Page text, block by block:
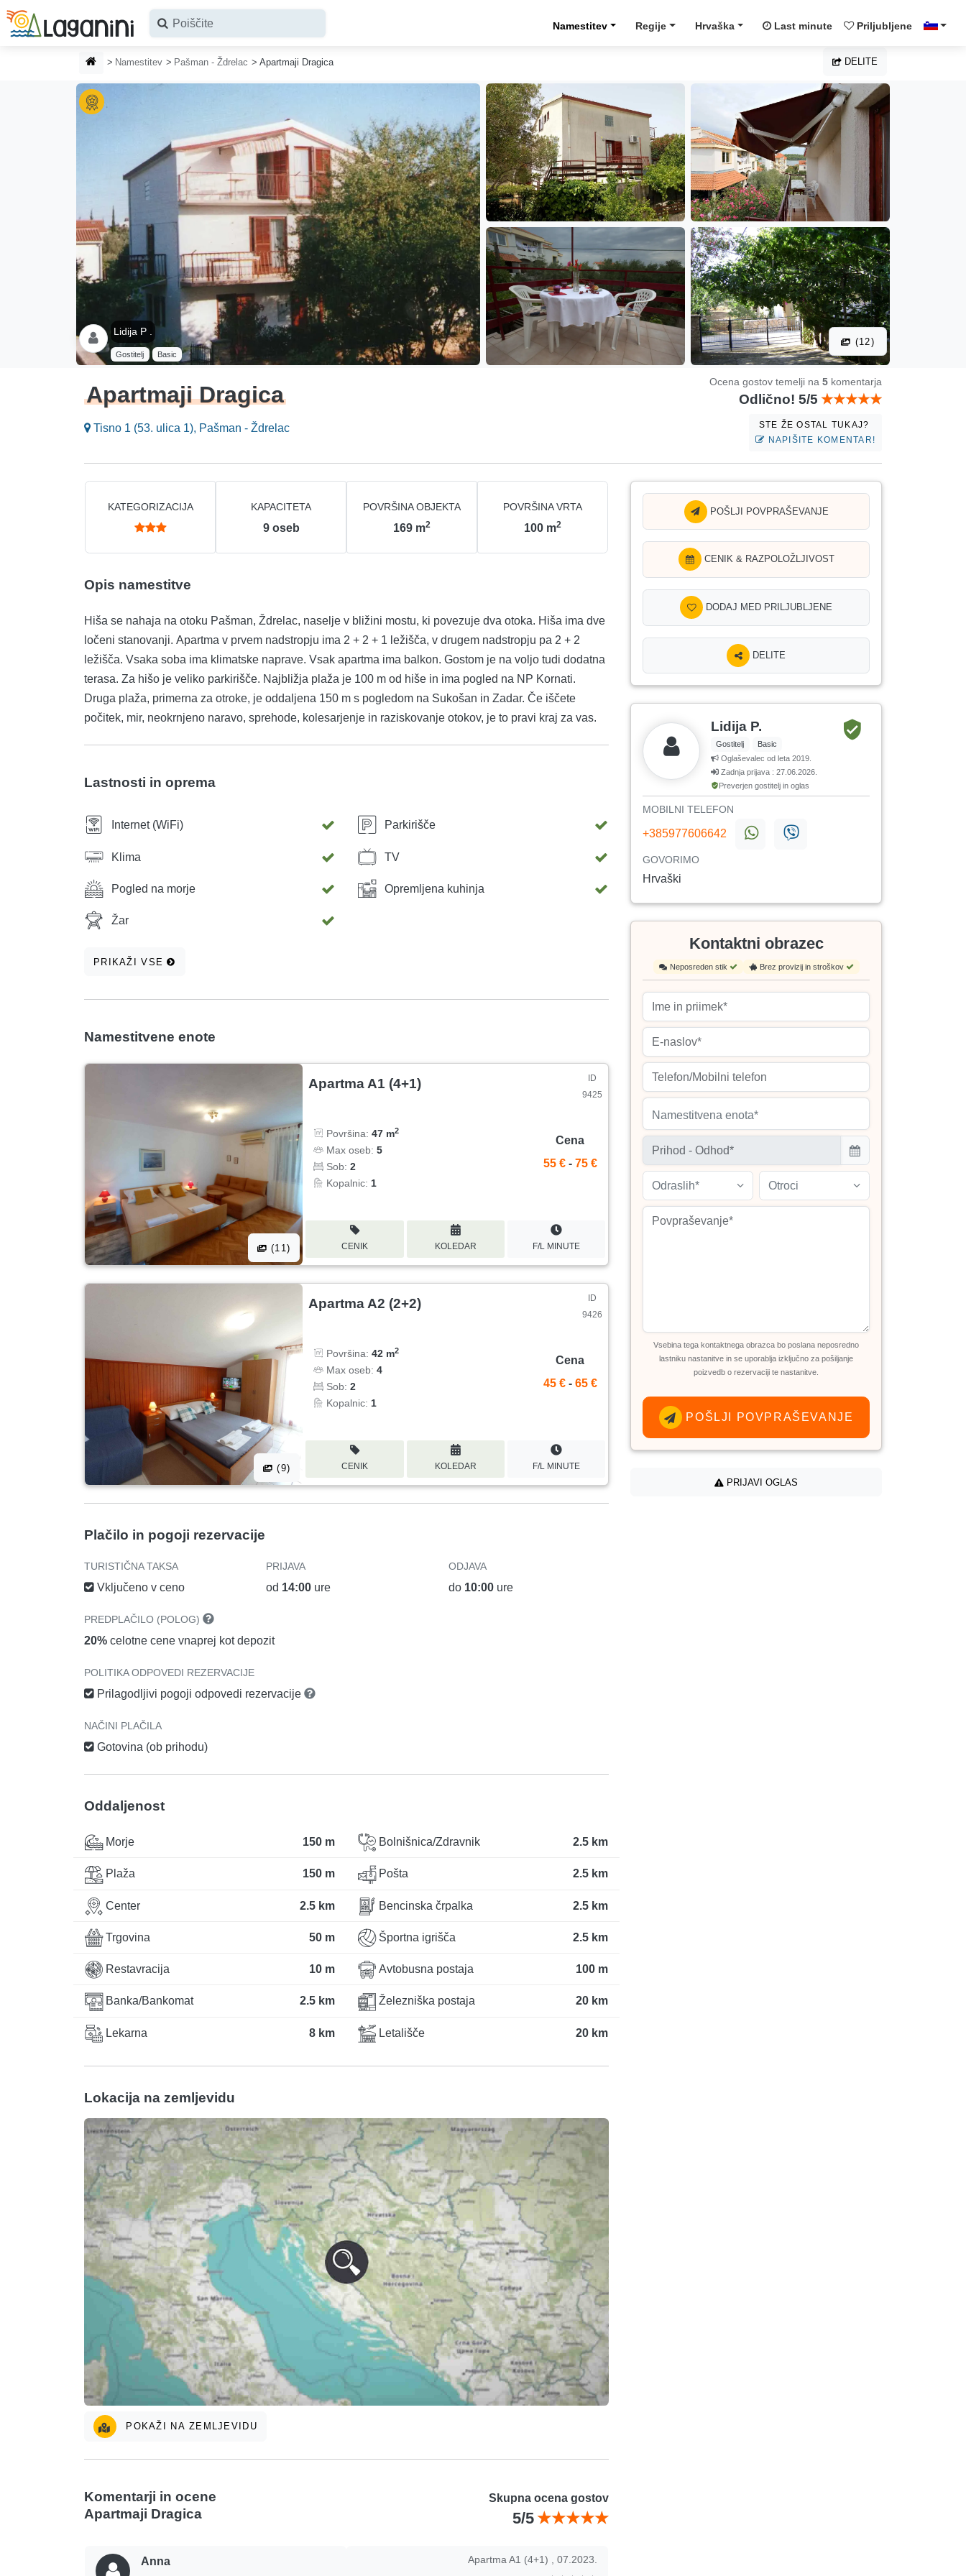
Preskoči na glavno vsebino
Namestitev Regije Hrvaška Last minute Priljubljene
DOMAČA STRAN
Namestitev Pašman - Ždrelac Apartmaji Dragica DELITE
Lidija P .
Gostitelj Basic
(12)
Apartmaji Dragica
Tisno 1 (53. ulica 1), Pašman - Ždrelac
Ocena gostov temelji na 5 komentarja
Odlično! 5/5
STE ŽE OSTAL TUKAJ?
NAPIŠITE KOMENTAR!
KATEGORIZACIJA KAPACITETA
9 oseb
POVRŠINA OBJEKTA
169 m2
POVRŠINA VRTA
100 m2
Opis namestitve
Hiša se nahaja na otoku Pašman, Ždrelac, naselje v bližini mostu, ki povezuje dva otoka. Hiša ima dve
ločeni stanovanji. Apartma v prvem nadstropju ima 2 + 2 + 1 ležišča, v drugem nadstropju pa 2 + 2
ležišča. Vsaka soba ima klimatske naprave. Vsak apartma ima balkon. Gostom je na voljo tudi dodatna
terasa. Za hišo je veliko parkirišče. Najbližja plaža je 100 m od hiše in ima pogled na NP Kornati.
Druga plaža, primerna za otroke, je oddaljena 150 m s pogledom na Sukošan in Zadar. Če iščete
počitek, mir, neokrnjeno naravo, sprehode, kolesarjenje in raziskovanje otokov, je to pravi kraj za vas.
Lastnosti in oprema
Internet (WiFi) Parkirišče
Klima TV
Pogled na morje Opremljena kuhinja
Žar
PRIKAŽI VSE
Namestitvene enote
(11)
Apartma A1 (4+1)
ID
9425
Površina:47 m2
Max oseb:5
Sob:2
Kopalnic: 1
Cena
55 € - 75 €
CENIK KOLEDAR F/L MINUTE
(9)
Apartma A2 (2+2)
ID
9426
Površina:42 m2
Max oseb:4
Sob:2
Kopalnic: 1
Cena
45 € - 65 €
CENIK KOLEDAR F/L MINUTE
Plačilo in pogoji rezervacije
TURISTIČNA TAKSA
Vključeno v ceno
PRIJAVA
od 14:00 ure
ODJAVA
do 10:00ure
PREDPLAČILO (POLOG)
20% celotne cene vnaprej kot depozit
POLITIKA ODPOVEDI REZERVACIJE
Prilagodljivi pogoji odpovedi rezervacije
NAČINI PLAČILA
Gotovina (ob prihodu)
Oddaljenost
Morje 150 m
Plaža 150 m
Center 2.5 km
Trgovina 50 m
Restavracija 10 m
Banka/Bankomat 2.5 km
Lekarna 8 km
Bolnišnica/Zdravnik 2.5 km
Pošta 2.5 km
Bencinska črpalka 2.5 km
Športna igrišča 2.5 km
Avtobusna postaja 100 m
Železniška postaja 20 km
Letališče 20 km
Lokacija na zemljevidu
POKAŽI NA ZEMLJEVIDU
Komentarji in ocene
Apartmaji Dragica
Skupna ocena gostov
5/5
Anna Apartma A1 (4+1) , 07.2023.
POŠLJI POVPRAŠEVANJE
CENIK & RAZPOLOŽLJIVOST
DODAJ MED PRILJUBLJENE
DELITE
Lidija P.
Gostitelj
Basic
Oglaševalec od leta 2019.
Zadnja prijava : 27.06.2026.
Preverjen gostitelj in oglas
MOBILNI TELEFON
+385977606642
GOVORIMO
Hrvaški
Kontaktni obrazec
Neposreden stik Brez provizij in stroškov
Namestitvena enota*
Odraslih* Otroci
Vsebina tega kontaktnega obrazca bo poslana neposredno
lastniku nastanitve in se uporablja izključno za pošiljanje
poizvedb o rezervaciji te nastanitve.
POŠLJI POVPRAŠEVANJE
PRIJAVI OGLAS